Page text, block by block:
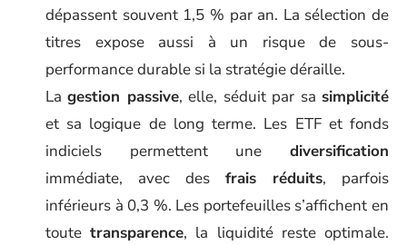
dépassent souvent 1,5 % par an. La sélection de
titres expose aussi à un risque de sous-
performance durable si la stratégie déraille.
Lagestion passive, elle, séduit par sa simplicité
et sa logique de long terme. Les ETF et fonds
indiciels permettent une diversification
immédiate, avec des frais réduits, parfois
inférieurs à 0,3 %. Les portefeuilles s’affichent en
toutetransparence, la liquidité reste optimale.